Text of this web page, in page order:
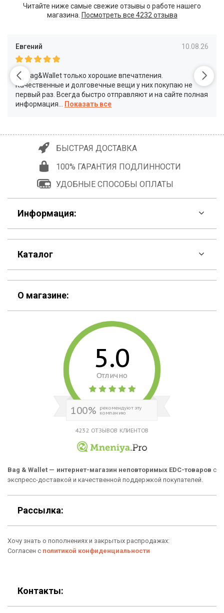
Читайте ниже самые свежие отзывы о работе нашего
магазина. Посмотреть все 4232 отзыва
Евгений 10.08.26
От Bag&Wallet только хорошие впечатления.
Качественные и долговечные вещи у них покупаю не
первый раз. Всегда быстро отправляют и на сайте полная
информация
БЫСТРАЯ ДОСТАВКА
100% ГАРАНТИЯ ПОДЛИННОСТИ
УДОБНЫЕ СПОСОБЫ ОПЛАТЫ
Информация:
F.A.Q
Контакты
Шоурум
Материалы
Способы оплаты
Подарочные сертификаты
Условия возврата
Оферта
Политика конфиденциальности
Личный кабинет
Каталог
Скидки
Кошельки
Для гаджетов
Аксессуары
Популярные товары
О магазине:
5.0
Отлично
100% рекомендуют эту
компанию
4232 ОТЗЫВОВ КЛИЕНТОВ
Bag & Wallet — интернет-магазин неповторимых EDC-товаров с
экспресс-доставкой и качественной поддержкой покупателей.
Рассылка:
Хочу знать о пополнениях и закрытых распродажах:
Согласен с политикой конфиденциальности
Контакты: